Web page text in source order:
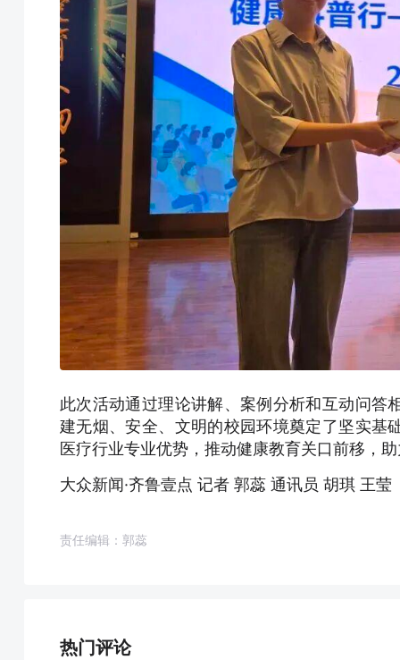
此次活动通过理论讲解、案例分析和互动问答
建无烟、安全、文明的校园环境奠定了坚实基
医疗行业专业优势，推动健康教育关口前移，
大众新闻·齐鲁壹点 记者 郭蕊 通讯员 胡琪 王莹
责任编辑：郭蕊
热门评论